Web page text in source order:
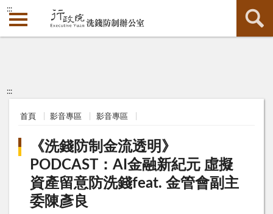
:::
:::
首頁 影音專區 影音專區
《洗錢防制金流透明》
PODCAST：AI金融新紀元 虛擬
資產留意防洗錢feat. 金管會副主
委陳彥良